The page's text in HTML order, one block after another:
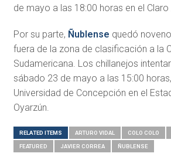
de mayo a las 18:00 horas en el Claro
Por su parte, Ñublense quedó
fuera de la zona de clasificación a la
Sudamericana. Los chillanejos
sábado 23 de mayo a las 15:00
Universidad de Concepción en el
Oyarzún.
RELATED ITEMS ARTURO VIDAL COLO COLO
FEATURED JAVIER CORREA ÑUBLENSE